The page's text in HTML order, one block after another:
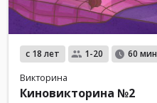
с 18 лет 1-20 60 мин
Викторина
Киновикторина №2